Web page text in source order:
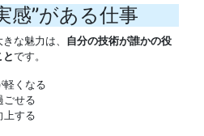
感”がある仕事
な魅力は、 自分の技術が誰かの役
です。
軽くなる
ごせる
上する